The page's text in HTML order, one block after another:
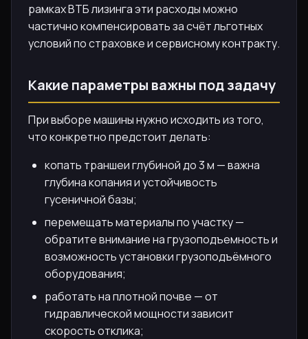
рамках ВТБ лизинга эти расходы можно
частично компенсировать за счёт льготных
условий по страховке и сервисному контракту.
Какие параметры важны под задачу
При выборе машины нужно исходить из того,
что конкретно предстоит делать:
копать траншеи глубиной до 3 м — важна
глубина копания и устойчивость
гусеничной базы;
перемещать материалы по участку —
обратите внимание на грузоподъемность и
возможность установки грузоподъёмного
оборудования;
работать на плотной почве — от
гидравлической мощности зависит
скорость отклика;